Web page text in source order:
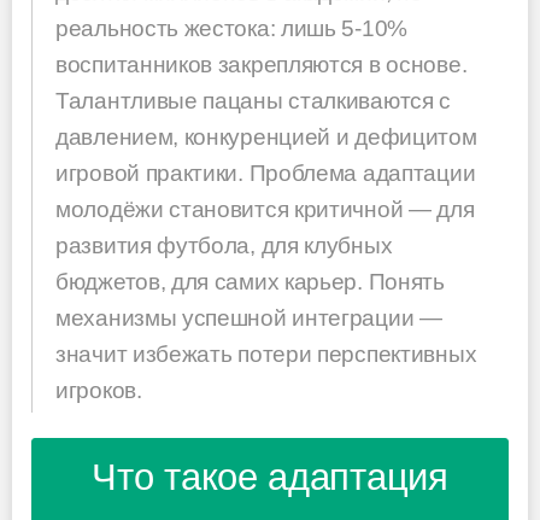
реальность жестока: лишь 5-10%
воспитанников закрепляются в основе.
Талантливые пацаны сталкиваются с
давлением, конкуренцией и дефицитом
игровой практики. Проблема адаптации
молодёжи становится критичной — для
развития футбола, для клубных
бюджетов, для самих карьер. Понять
механизмы успешной интеграции —
значит избежать потери перспективных
игроков.
Что такое адаптация